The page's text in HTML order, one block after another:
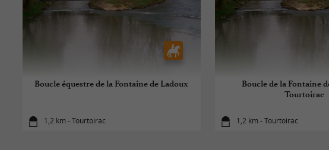
Boucle équestre de la Fontaine de Ladoux
1,2 km - Tourtoirac
Boucle de la Fontaine
Tourtoirac
1,2 km - Tourtoirac